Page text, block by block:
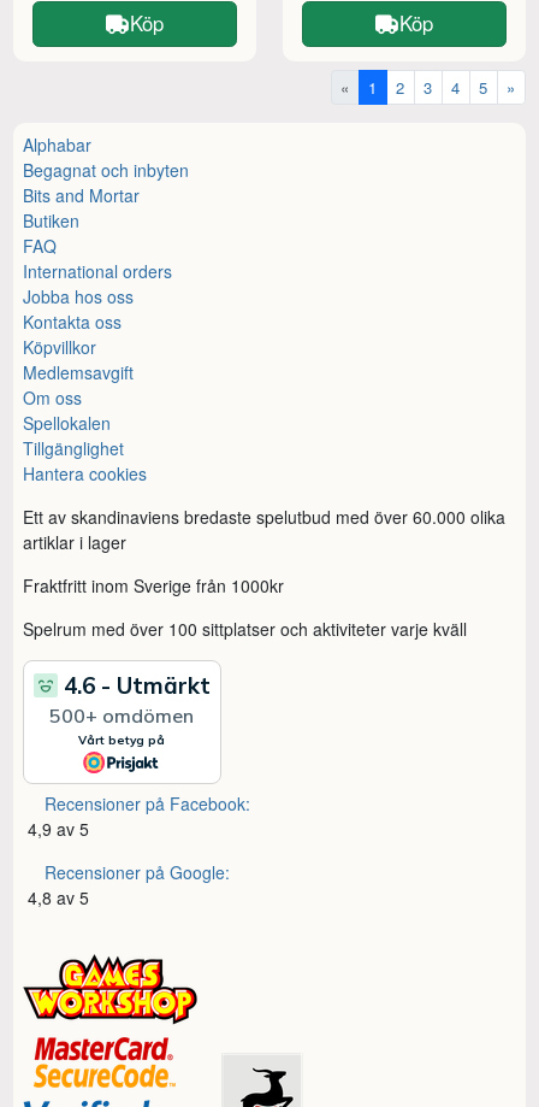
Köp Köp
« 1 2 3 4 5 »
Alphabar
Begagnat och inbyten
Bits and Mortar
Butiken
FAQ
International orders
Jobba hos oss
Kontakta oss
Köpvillkor
Medlemsavgift
Om oss
Spellokalen
Tillgänglighet
Hantera cookies
Ett av skandinaviens bredaste spelutbud med över 60.000 olika
artiklar i lager
Fraktfritt inom Sverige från 1000kr
Spelrum med över 100 sittplatser och aktiviteter varje kväll
Recensioner på Facebook:
4,9 av 5
Recensioner på Google:
4,8 av 5